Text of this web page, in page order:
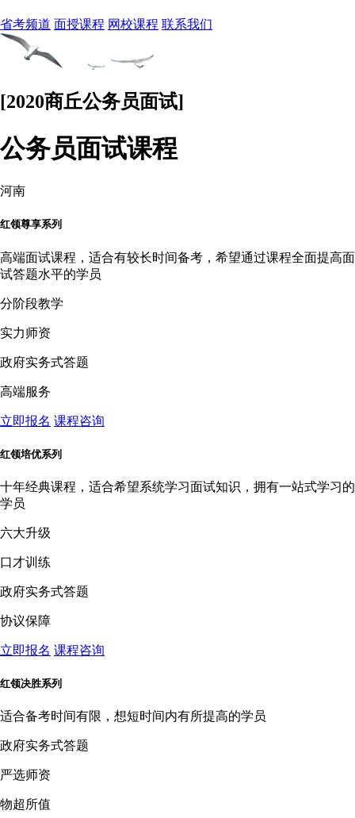
省考频道 面授课程 网校课程 联系我们
[2020商丘公务员面试]
公务员面试课程
河南
红领尊享系列
高端面试课程，适合有较长时间备考，希望通过课程全面提高面
试答题水平的学员
分阶段教学
实力师资
政府实务式答题
高端服务
立即报名 课程咨询
红领培优系列
十年经典课程，适合希望系统学习面试知识，拥有一站式学习的
学员
六大升级
口才训练
政府实务式答题
协议保障
立即报名 课程咨询
红领决胜系列
适合备考时间有限，想短时间内有所提高的学员
政府实务式答题
严选师资
物超所值